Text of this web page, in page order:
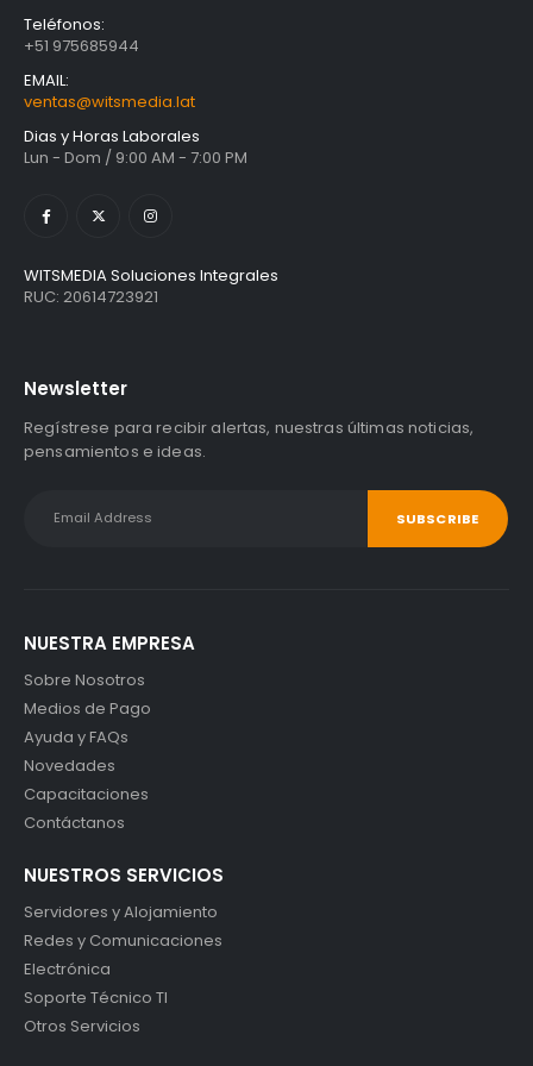
Teléfonos:
+51 975685944
EMAIL:
ventas@witsmedia.lat
Dias y Horas Laborales
Lun - Dom / 9:00 AM - 7:00 PM
WITSMEDIA Soluciones Integrales
RUC: 20614723921
Newsletter
Regístrese para recibir alertas, nuestras últimas noticias,
pensamientos e ideas.
NUESTRA EMPRESA
Sobre Nosotros
Medios de Pago
Ayuda y FAQs
Novedades
Capacitaciones
Contáctanos
NUESTROS SERVICIOS
Servidores y Alojamiento
Redes y Comunicaciones
Electrónica
Soporte Técnico TI
Otros Servicios